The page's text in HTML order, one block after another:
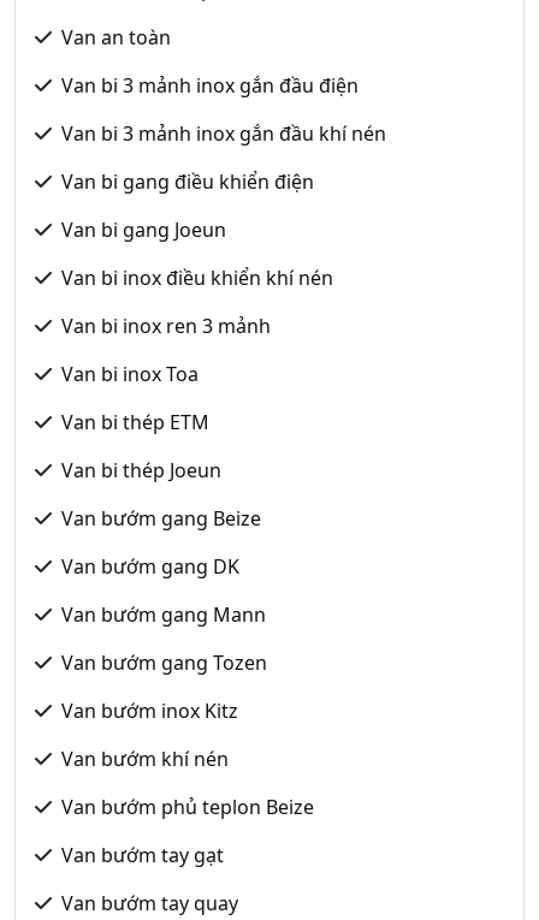
Van an toàn
Van bi 3 mảnh inox gắn đầu điện
Van bi 3 mảnh inox gắn đầu khí nén
Van bi gang điều khiển điện
Van bi gang Joeun
Van bi inox điều khiển khí nén
Van bi inox ren 3 mảnh
Van bi inox Toa
Van bi thép ETM
Van bi thép Joeun
Van bướm gang Beize
Van bướm gang DK
Van bướm gang Mann
Van bướm gang Tozen
Van bướm inox Kitz
Van bướm khí nén
Van bướm phủ teplon Beize
Van bướm tay gạt
Van bướm tay quay